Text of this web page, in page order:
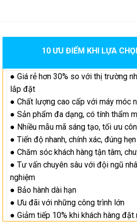
10 ƯU ĐIỂM KHI LỰA
● Giá rẻ hơn 30% so với thị trường
lắp đặt
● Chất lượng cao cấp với máy móc
● Sản phẩm đa dạng, có tính thẩm
● Nhiều mẫu mã sáng tạo, tối ưu
● Tiến độ nhanh, chính xác, đúng hẹn
● Chăm sóc khách hàng tận tâm,
● Tư vấn chuyên sâu với đội ngũ
nghiệm
● Bảo hành dài hạn
● Ưu đãi với những công trình lớn
● Giảm tiếp 10% khi khách hàng đặt